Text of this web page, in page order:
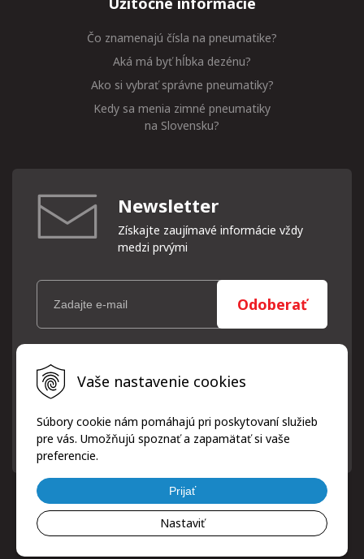
Vaše nastavenie cookies
Súbory cookie nám pomáhajú pri poskytovaní služieb
pre vás. Umožňujú spoznať a zapamätať si vaše
preferencie.
Prijať
Nastaviť
Čo znamenajú čísla na pneumatike?
Aká má byť hĺbka dezénu?
Ako si vybrať správne pneumatiky?
Kedy sa menia zimné pneumatiky
na Slovensku?
Newsletter
Získajte zaujímavé informácie vždy
medzi prvými
Odoberať
Vaše osobné údaje (email) budeme spracovávať len za týmto
účelom v súlade s platnou legislatívou a zásadami ochrany
osobných údajov. Súhlas potvrdíte kliknutím na odkaz, ktorý
písomne, emailom alebo kliknutím na odkaz z ktoréhokoľvek
informačného emailu.
© 2026 ProfiPneuServis!